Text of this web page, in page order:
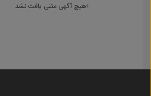
هیچ آگهی متنی یافت نشد